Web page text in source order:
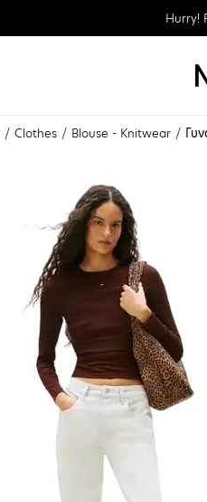
Hurry!
Clothes Blouse - Knitwear